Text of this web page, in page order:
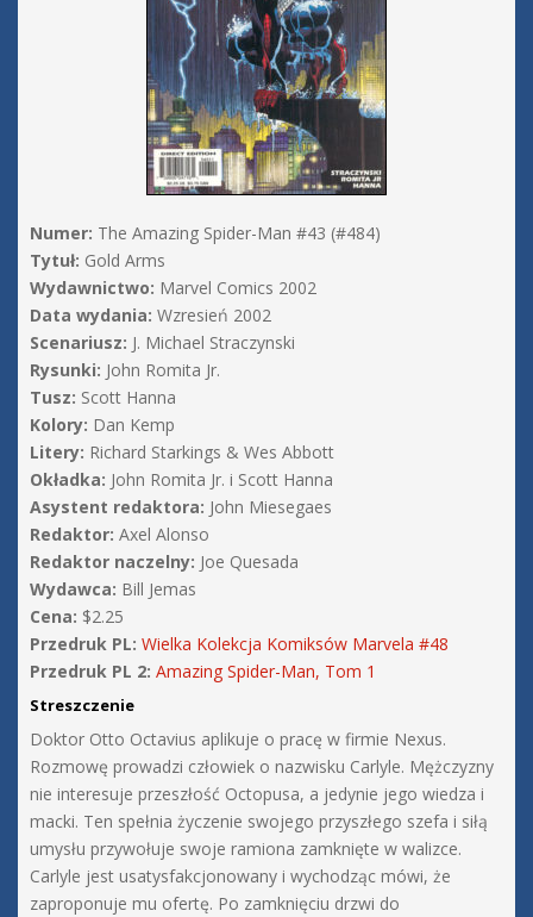
Numer: The Amazing Spider-Man #43 (#484)
Tytuł: Gold Arms
Wydawnictwo: Marvel Comics 2002
Data wydania: Wzresień 2002
Scenariusz: J. Michael Straczynski
Rysunki: John Romita Jr.
Tusz: Scott Hanna
Kolory: Dan Kemp
Litery: Richard Starkings & Wes Abbott
Okładka: John Romita Jr. i Scott Hanna
Asystent redaktora: John Miesegaes
Redaktor: Axel Alonso
Redaktor naczelny: Joe Quesada
Wydawca: Bill Jemas
Cena: $2.25
Przedruk PL: Wielka Kolekcja Komiksów Marvela #48
Przedruk PL 2: Amazing Spider-Man, Tom 1
Streszczenie
Doktor Otto Octavius aplikuje o pracę w firmie Nexus.
Rozmowę prowadzi człowiek o nazwisku Carlyle. Mężczyzny
nie interesuje przeszłość Octopusa, a jedynie jego wiedza i
macki. Ten spełnia życzenie swojego przyszłego szefa i siłą
umysłu przywołuje swoje ramiona zamknięte w walizce.
Carlyle jest usatysfakcjonowany i wychodząc mówi, że
zaproponuje mu ofertę. Po zamknięciu drzwi do